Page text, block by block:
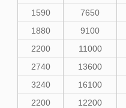
1590 7650
1880 9100
2200 11000
2740 13600
3240 16100
2200 12200